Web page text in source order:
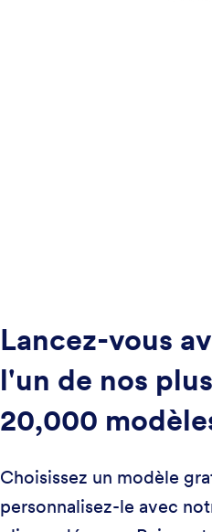
Lancez-vous
l'un de nos
20,000
Choisissez un modèle
personnalisez-le avec